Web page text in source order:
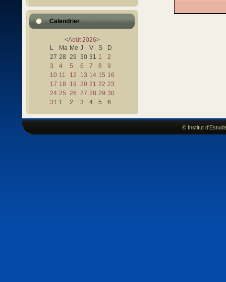
Calendrier
<Août 2026>
L
Ma Me J V S
D
27 28 29 30 31 1
2
3
4 5 6 7 8
9
10 11 12 13 14 15 16
17 18 19 20 21 22 23
24 25 26 27 28 29 30
31 1 2 3 4 5 6
© Institut